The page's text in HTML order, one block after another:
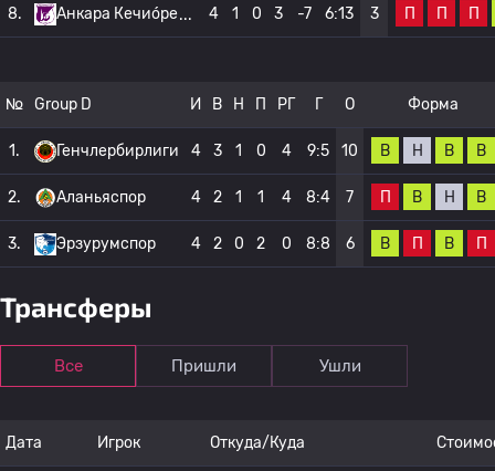
8. Анкара Кечио́ре 4 1 0 3 -7 6:13 3 П П П
№ Group D И В Н П РГ Г О Форма
1. Генчлербирлиги 4 3 1 0 4 9:5 10 В Н В В
2. Аланьяспор 4 2 1 1 4 8:4 7 П В Н В
3. Эрзурумспор 4 2 0 2 0 8:8 6 В П В П
Трансферы
Все Пришли Ушли
Дата Игрок Откуда/Куда